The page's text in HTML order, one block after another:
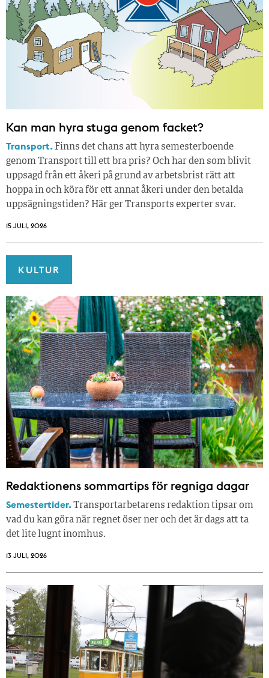
Kan man hyra stuga genom facket?
Transport. Finns det chans att hyra semesterboende
genom Transport till ett bra pris? Och har den som blivit
uppsagd från ett åkeri på grund av arbetsbrist rätt att
hoppa in och köra för ett annat åkeri under den betalda
uppsägningstiden? Här ger Transports experter svar.
15 JULI, 2026
KULTUR
Redaktionens sommar­tips för regniga dagar
Semestertider.Transportarbetarens redaktion tipsar om
vad du kan göra när regnet öser ner och det är dags att ta
det lite lugnt inomhus.
13 JULI, 2026